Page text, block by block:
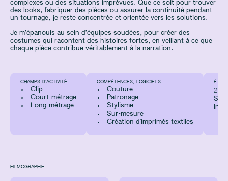
complexes ou des situations imprévues. Que ce soit pour trouver
des looks, fabriquer des pièces ou assurer la continuité pendant
un tournage, je reste concentrée et orientée vers les solutions.
Je m’épanouis au sein d’équipes soudées, pour créer des
costumes qui racontent des histoires fortes, en veillant à ce que
chaque pièce contribue véritablement à la narration.
CHAMPS D’ACTIVITÉ
Clip
Court-métrage
Long-métrage
COMPÉTENCES, LOGICIELS
Couture
Patronage
Stylisme
Sur-mesure
Création d'imprimés textiles
2019
FILMOGRAPHIE